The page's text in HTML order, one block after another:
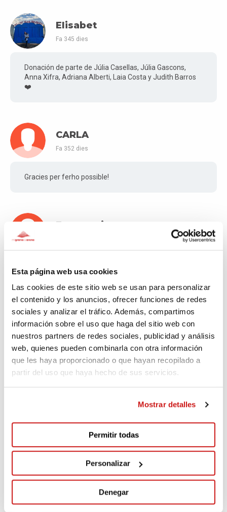
Esta página web usa cookies
Las cookies de este sitio web se usan para personalizar
el contenido y los anuncios, ofrecer funciones de redes
sociales y analizar el tráfico. Además, compartimos
información sobre el uso que haga del sitio web con
nuestros partners de redes sociales, publicidad y análisis
web, quienes pueden combinarla con otra información
que les haya proporcionado o que hayan recopilado a
partir del uso que haya hecho de sus servicios.
Mostrar detalles
Permitir todas
Personalizar
Denegar
Elisabet
Fa 345 dies
Donación de parte de Júlia Casellas, Júlia Gascons,
Anna Xifra, Adriana Alberti, Laia Costa y Judith Barros
❤️
CARLA
Fa 352 dies
Gracies per ferho possible!
Emerenciano
Enhorabuena y orgullos !!!!
Dulce María del Carmen
Fa 357 dies
Maravillosa iniciativa 😍
Bonita iniciativa, jovenes como vosotras sois un tesoro!!